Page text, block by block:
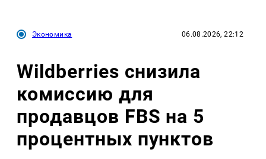
Экономика 06.08.2026, 22:12
Wildberries снизила
комиссию для
продавцов FBS на 5
процентных пунктов